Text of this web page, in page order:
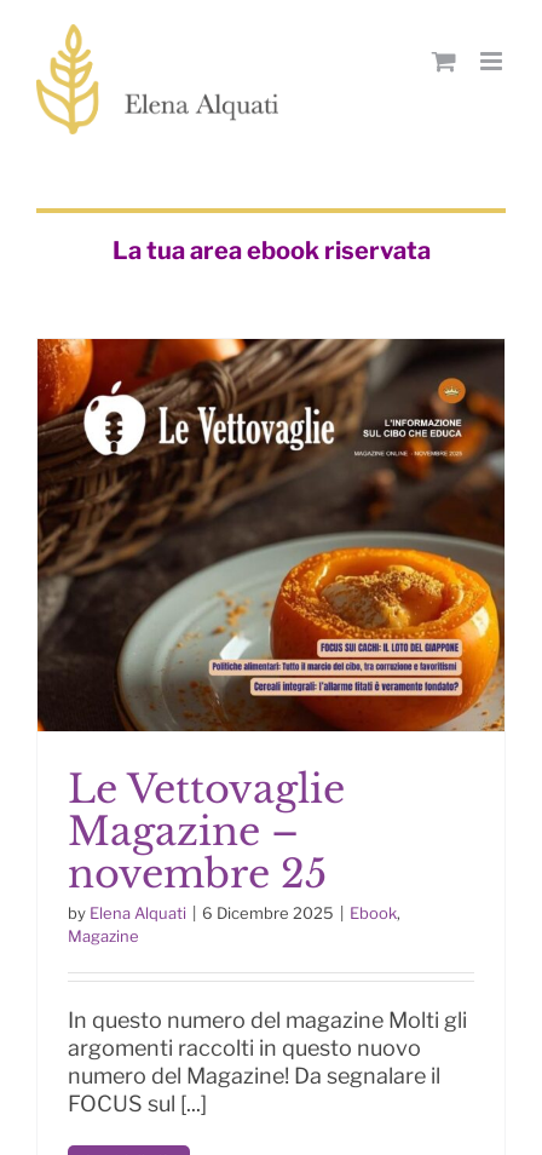
content
La tua area ebook riservata
Le Vettovaglie Magazine –
Le Vettovaglie
Magazine –
novembre 25
by Elena Alquati 6 Dicembre 2025 Ebook,
Magazine
In questo numero del magazine Molti gli
argomenti raccolti in questo nuovo
numero del Magazine! Da segnalare il
FOCUS sul [...]